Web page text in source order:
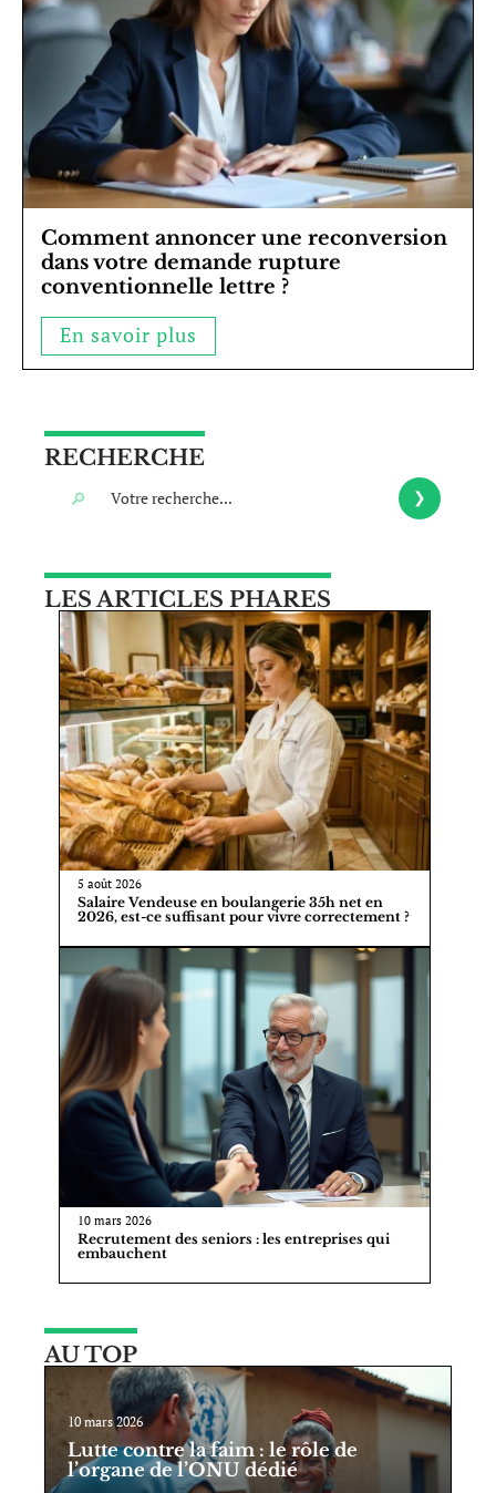
Comment annoncer une reconversion
dans votre demande rupture
conventionnelle lettre ?
En savoir plus
RECHERCHE
LES ARTICLES PHARES
5 août 2026
Salaire Vendeuse en boulangerie 35h net en
2026, est-ce suffisant pour vivre correctement ?
10 mars 2026
Recrutement des seniors : les entreprises qui
embauchent
AU TOP
10 mars 2026
Lutte contre la faim : le rôle de
l’organe de l’ONU dédié